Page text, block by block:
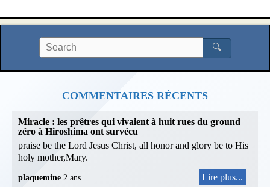
🔍
COMMENTAIRES RÉCENTS
Miracle : les prêtres qui vivaient à huit rues du ground
zéro à Hiroshima ont survécu
praise be the Lord Jesus Christ, all honor and glory be to His
holy mother,Mary.
plaquemine 2 ans Lire plus...